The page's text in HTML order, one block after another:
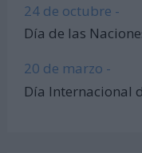
24 de octubre -
Día de las
20 de marzo -
Día Internacional